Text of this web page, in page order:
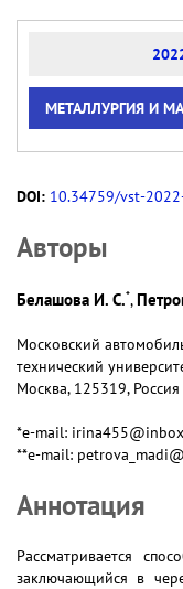
МЕТАЛЛУРГИЯ И
DOI: 10.34759/vst-
Авторы
Белашова И. С.*,
Московский
технический
Москва, 125319, Россия
*e-mail:
**e-mail:
Аннотация
Рассматривается
заключающийся в